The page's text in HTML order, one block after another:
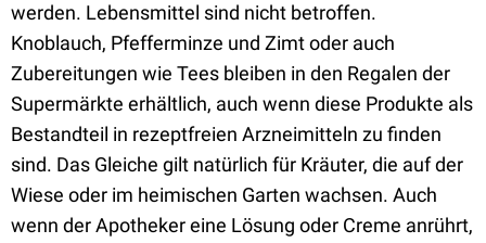
werden. Lebensmittel sind nicht betroffen.
Knoblauch, Pfefferminze und Zimt oder auch
Zubereitungen wie Tees bleiben in den Regalen der
Supermärkte erhältlich, auch wenn diese Produkte als
Bestandteil in rezeptfreien Arzneimitteln zu finden
sind. Das Gleiche gilt natürlich für Kräuter, die auf der
Wiese oder im heimischen Garten wachsen. Auch
wenn der Apotheker eine Lösung oder Creme anrührt,